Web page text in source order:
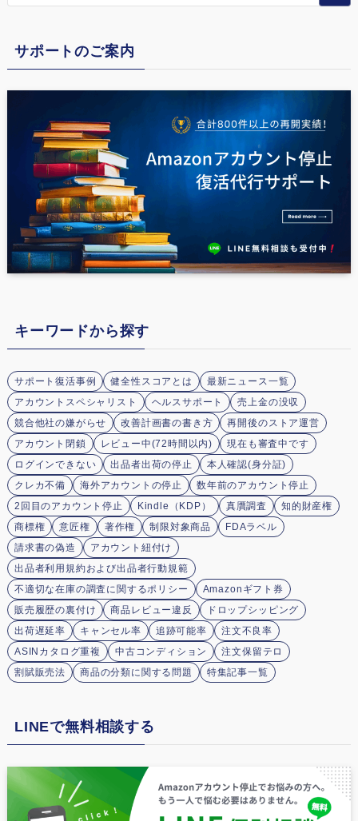
サポートのご案内
キーワードから探す
サポート復活事例 健全性スコアとは
最新ニュース一覧
アカウントスペシャリスト
ヘルスサポート
売上金の没収
競合他社の嫌がらせ
改善計画書の書き方
再開後のストア運営
アカウント閉鎖
レビュー中(72時間以内)
現在も審査中です
ログインできない
出品者出荷の停止
本人確認(身分証)
クレカ不備
海外アカウントの停止
数年前のアカウント停止
2回目のアカウント停止
Kindle（KDP） 真贋調査
知的財産権
商標権
意匠権 著作権 制限対象商品
FDAラベル
請求書の偽造
アカウント紐付け
出品者利用規約および出品者行動規範
不適切な在庫の調査に関するポリシー
Amazonギフト券
販売履歴の裏付け
商品レビュー違反
ドロップシッピング
出荷遅延率
キャンセル率 追跡可能率
注文不良率
ASINカタログ重複
中古コンディション
注文保留テロ
割賦販売法
商品の分類に関する問題 特集記事一覧
LINEで無料相談する